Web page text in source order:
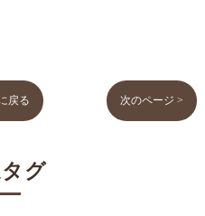
戻る 次のページ >
グ